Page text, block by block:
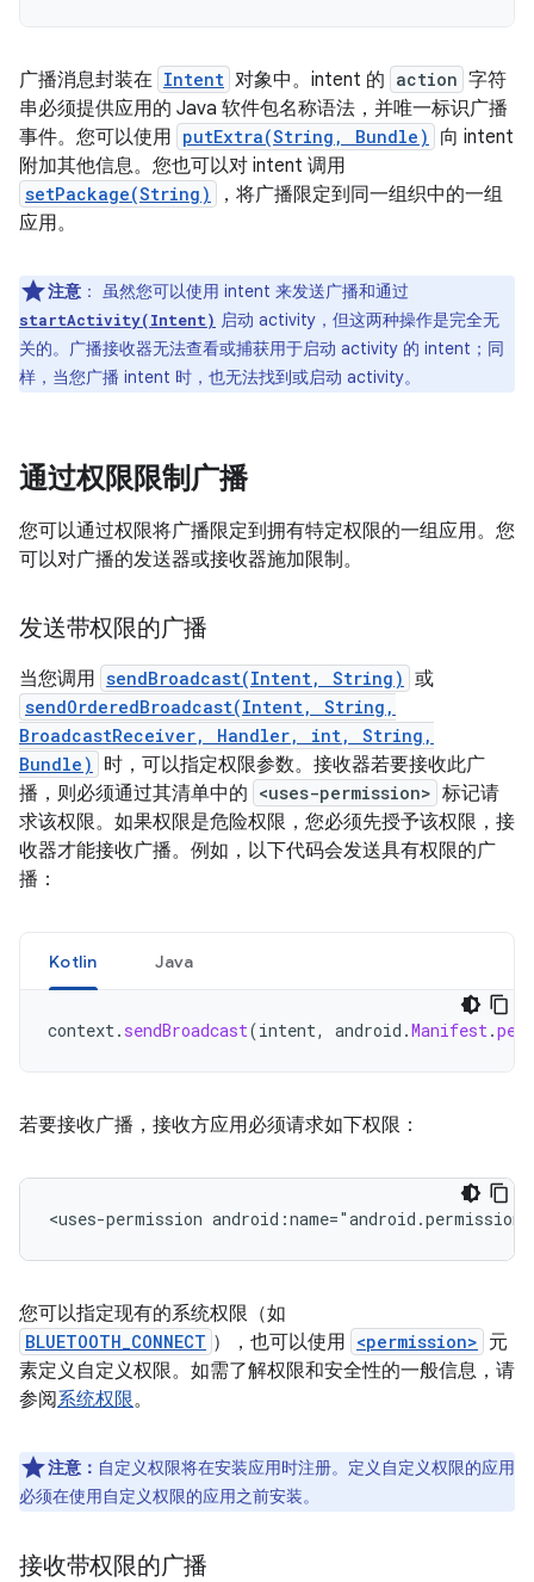
广播消息封装在 Intent 对象中。intent 的 action 字符
串必须提供应用的 Java 软件包名称语法，并唯一标识广播
事件。您可以使用 putExtra(String, Bundle)
向 intent
附加其他信息。您也可以对 intent 调用
setPackage(String)
，将广播限定到同一组织中的一组
应用。
注意 ： 虽然您可以使用 intent 来发送广播和通过
startActivity(Intent) 启动 activity，但这两种操作是完全无
关的。广播接收器无法查看或捕获用于启动 activity 的 intent；同
样，当您广播 intent 时，也无法找到或启动 activity。
通过权限限制广播
您可以通过权限将广播限定到拥有特定权限的一组应用。您
可以对广播的发送器或接收器施加限制。
发送带权限的广播
当您调用 sendBroadcast(Intent, String) 或
sendOrderedBroadcast(Intent, String,
BroadcastReceiver, Handler, int, String,
Bundle)
时，可以指定权限参数。接收器若要接收此广
播，则必须通过其清单中的 <uses-permission> 标记请
求该权限。如果权限是危险权限，您必须先授予该权限，接
收器才能接收广播。例如，以下代码会发送具有权限的广
播：
Kotlin Java
context. sendBroadcast(intent, android .Manifest.
若要接收广播，接收方应用必须请求如下权限：
<uses-permission
您可以指定现有的系统权限（如
BLUETOOTH_CONNECT ），也可以使用 <permission> 元
素定义自定义权限。如需了解权限和安全性的一般信息，请
参阅系统权限。
注意： 自定义权限将在安装应用时注册。定义自定义权限的应用
必须在使用自定义权限的应用之前安装。
接收带权限的广播